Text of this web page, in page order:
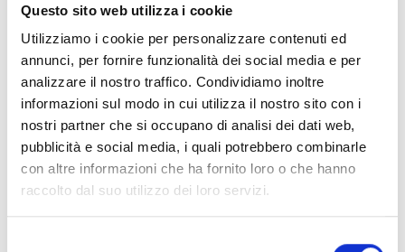
Questo sito web utilizza i cookie
Utilizziamo i cookie per personalizzare contenuti ed
annunci, per fornire funzionalità dei social media e per
analizzare il nostro traffico. Condividiamo inoltre
informazioni sul modo in cui utilizza il nostro sito con i
nostri partner che si occupano di analisi dei dati web,
pubblicità e social media, i quali potrebbero combinarle
con altre informazioni che ha fornito loro o che hanno
raccolto dal suo utilizzo dei loro servizi.
0066680
Collare Titan HD cG M12 160
Per visualizzare i prezzi e acquistare, devi
effettuare il login.